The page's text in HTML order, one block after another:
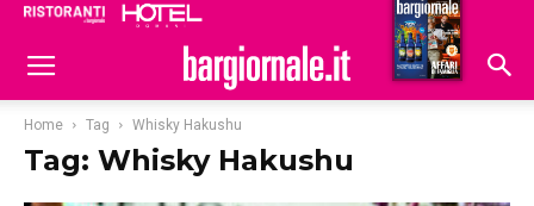
Hoteldomani
Home Tag Whisky Hakushu
Tag: Whisky Hakushu